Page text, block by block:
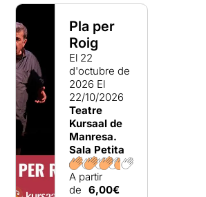
Pla per
Roig
El 22
d'octubre de
2026 El
22/10/2026
Teatre
Kursaal de
Manresa.
Sala Petita
A partir
de 6,00€